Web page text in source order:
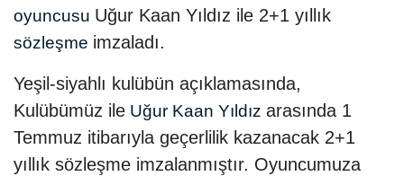
oyuncusu Uğur Kaan Yıldız ile 2+1 yıllık
sözleşme imzaladı.
Yeşil-siyahlı kulübün açıklamasında,
Kulübümüz ile Uğur Kaan Yıldız arasında 1
Temmuz itibarıyla geçerlilik kazanacak 2+1
yıllık sözleşme imzalanmıştır. Oyuncumuza